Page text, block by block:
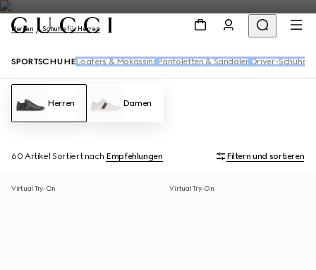
Herren Schuhe für Herren
SPORTSCHUHE Loafers & Mokassins Pantoletten & Sandalen Driver-Schuhe
Herren Damen
60 Artikel Sortiert nach Empfehlungen Filtern und sortieren
Virtual Try-On Virtual Try-On